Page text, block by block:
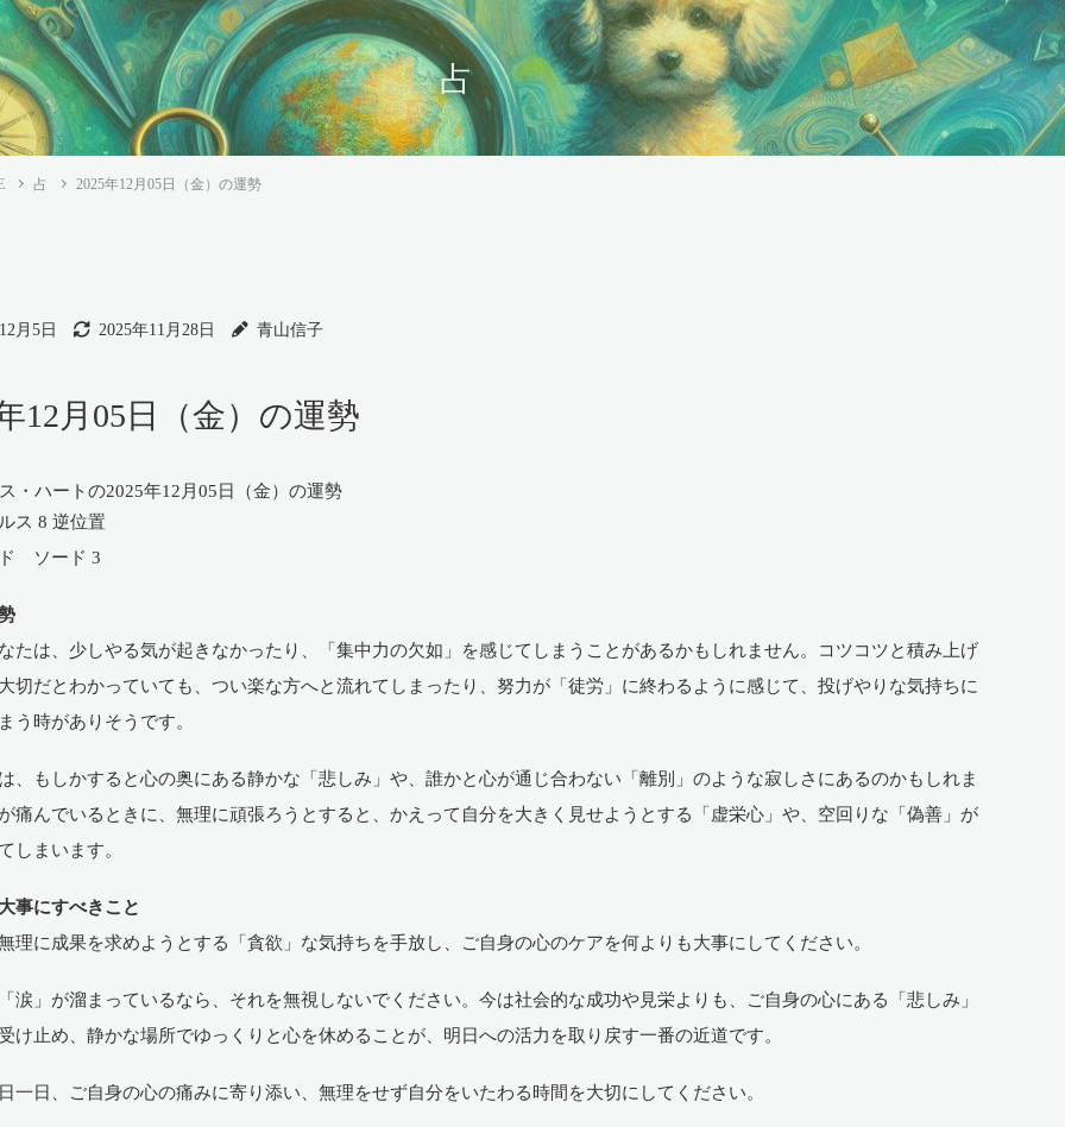
占
占 2025年12月05日（金）の運勢
月5日 2025年11月28日 青山信子
12月05日（金）の運勢
ス 8 逆位置
ソード 3
たは、少しやる気が起きなかったり、「集中力の欠如」を感じてしまうことがあるかもしれません。コツコツと積み上げ
切だとわかっていても、つい楽な方へと流れてしまったり、努力が「徒労」に終わるように感じて、投げやりな気持ちに
う時がありそうです。
、もしかすると心の奥にある静かな「悲しみ」や、誰かと心が通じ合わない「離別」のような寂しさにあるのかもしれま
痛んでいるときに、無理に頑張ろうとすると、かえって自分を大きく見せようとする「虚栄心」や、空回りな「偽善」が
しまいます。
事にすべきこと
理に成果を求めようとする「貪欲」な気持ちを手放し、ご自身の心のケアを何よりも大事にしてください。
涙」が溜まっているなら、それを無視しないでください。今は社会的な成功や見栄よりも、ご自身の心にある「悲しみ」
け止め、静かな場所でゆっくりと心を休めることが、明日への活力を取り戻す一番の近道です。
一日、ご自身の心の痛みに寄り添い、無理をせず自分をいたわる時間を大切にしてください。